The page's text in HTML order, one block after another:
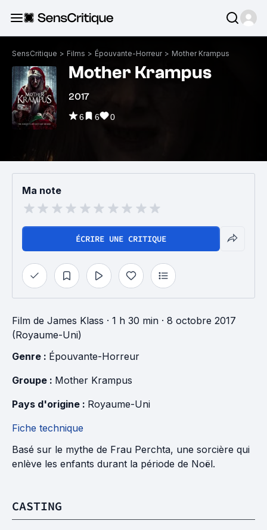
SensCritique > Films > Épouvante-Horreur > Mother Krampus
Mother Krampus
2017
6 6 0
Ma note
ÉCRIRE UNE CRITIQUE
Film de James Klass · 1 h 30 min · 8 octobre 2017
(Royaume-Uni)
Genre : Épouvante-Horreur
Groupe : Mother Krampus
Pays d'origine : Royaume-Uni
Fiche technique
Basé sur le mythe de Frau Perchta, une sorcière qui
enlève les enfants durant la période de Noël.
CASTING